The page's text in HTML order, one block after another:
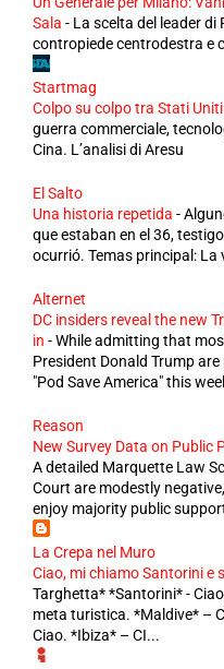
Sala - La scelta del leader di
contropiede centrodestra e
Startmag
Colpo su colpo tra Stati Uniti
guerra commerciale,
Cina. L’analisi di Aresu
El Salto
Una historia repetida -
que estaban en el 36,
ocurrió. Temas principal: La
Alternet
DC insiders reveal the new
in -While admitting that
President Donald Trump
"Pod Save America" this
Reason
New Survey Data on Public
A detailed Marquette Law
Court are modestly
enjoy majority public
La Crepa nel Muro
Ciao, mi chiamo Santorini e
Targhetta* *Santorini* -
meta turistica. *Maldive* –
Ciao. *Ibiza* – CI...